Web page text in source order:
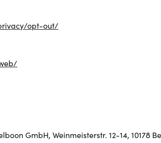
opt-out/
GmbH, Weinmeisterstr. 12-14, 10178